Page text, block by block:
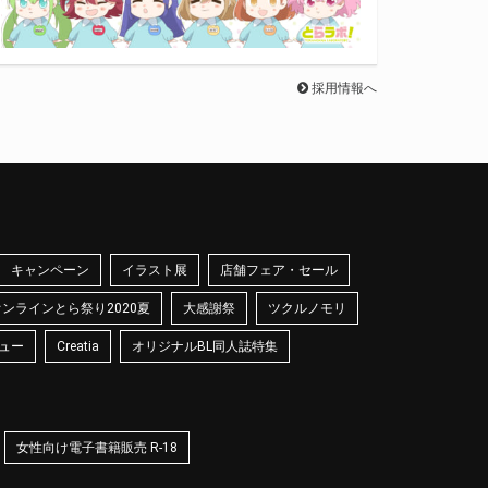
採用情報へ
キャンペーン イラスト展 店舗フェア・セール
ラインとら祭り2020夏 大感謝祭 ツクルノモリ
ー Creatia オリジナルBL同人誌特集
女性向け電子書籍販売 R-18